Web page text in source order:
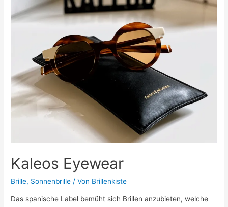
Kaleos Eyewear
Brille, Sonnenbrille / Von Brillenkiste
Das spanische Label bemüht sich Brillen anzubieten, welche